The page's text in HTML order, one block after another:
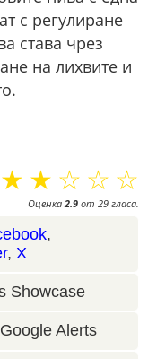
с регулиране
става чрез
на лихвите и
☆
☆
☆
☆
☆
Оценка2.9 от 29 гласа.
,
, X
Showcase
Alerts